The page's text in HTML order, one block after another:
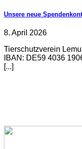
Unsere neue
8. April 2026
Tierschutzverein
IBAN: DE59 4036
[...]